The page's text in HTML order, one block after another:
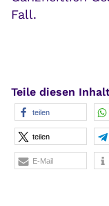
Fall.
Teile diesen
teilen
teilen
E-Mail